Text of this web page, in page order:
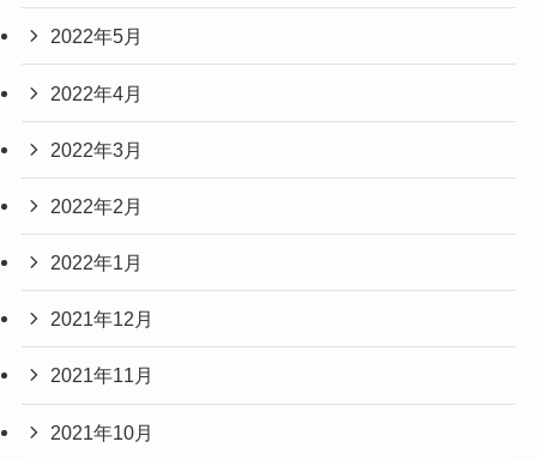
2022年5月
2022年4月
2022年3月
2022年2月
2022年1月
2021年12月
2021年11月
2021年10月